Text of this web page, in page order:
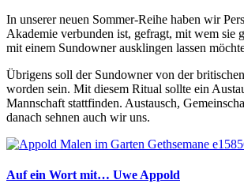
In unserer neuen Sommer-Reihe haben wir
Akademie verbunden ist, gefragt, mit wem sie
mit einem Sundowner ausklingen lassen
Übrigens soll der Sundowner von der
worden sein. Mit diesem Ritual sollte ein
Mannschaft stattfinden. Austausch,
danach sehnen auch wir uns.
Auf ein Wort mit… Uwe Appold